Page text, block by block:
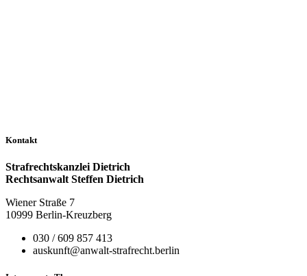
Kontakt
Strafrechtskanzlei Dietrich
Rechtsanwalt Steffen Dietrich
Wiener Straße 7
10999 Berlin-Kreuzberg
030 / 609 857 413
auskunft@anwalt-strafrecht.berlin